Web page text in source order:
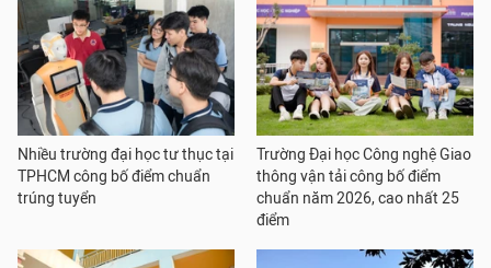
Nhiều trường đại học tư thục tại
TPHCM công bố điểm chuẩn
trúng tuyển
Trường Đại học Công nghệ Giao
thông vận tải công bố điểm
chuẩn năm 2026, cao nhất 25
điểm